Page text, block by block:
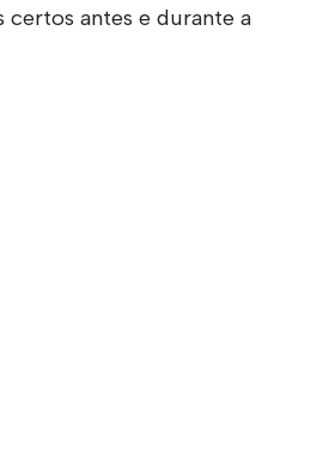
certos antes e durante a